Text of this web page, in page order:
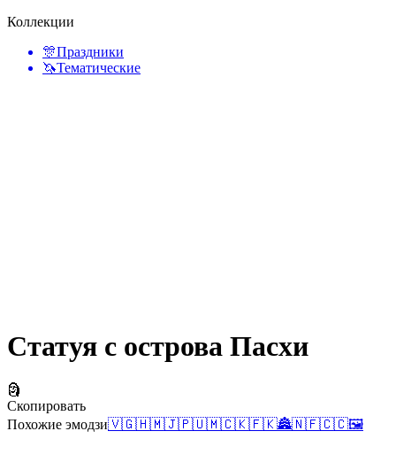
Коллекции
🎊Праздники
🦄Тематические
Статуя с острова Пасхи
🗿
Скопировать
Похожие эмодзи🇻🇬🇭🇲🇯🇵🇺🇲🇨🇰🇫🇰🏯🇳🇫🇨🇨🖼️